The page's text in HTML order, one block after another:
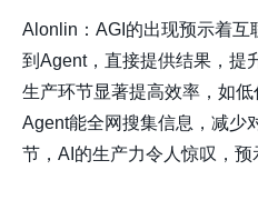
Alonlin：AGI的出现预示着
到Agent，直接提供结果，提
生产环节显著提高效率，如低
Agent能全网搜集信息，减少
节，AI的生产力令人惊叹，预